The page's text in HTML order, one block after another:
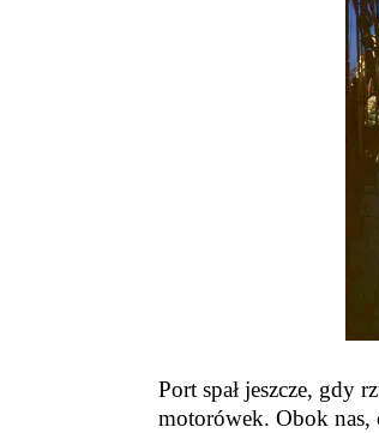
Port spał jeszcze, gdy
motorówek. Obok nas,